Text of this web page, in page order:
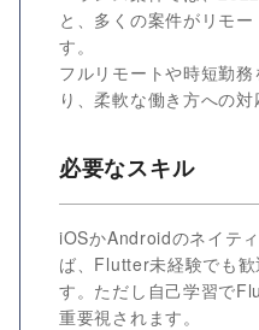
と、多くの案件がリモ
す。
フルリモートや時短勤
り、柔軟な働き方への対
必要なスキル
iOSかAndroidのネイテ
ば、Flutter未経験でも
す。ただし自己学習で
重要視されます。